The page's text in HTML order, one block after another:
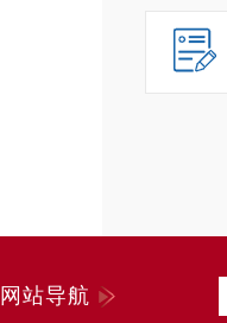
网站导航